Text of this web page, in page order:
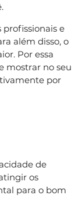
e
além disso, o
Por essa
mostrar no seu
por
de
os
para o bom